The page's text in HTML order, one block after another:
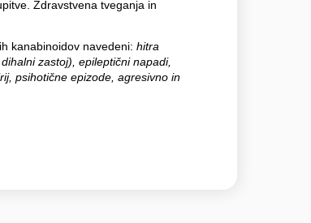
Zdravstvena tveganja in
kanabinoidov navedeni: hitra
zastoj), epileptični napadi,
psihotične epizode, agresivno in